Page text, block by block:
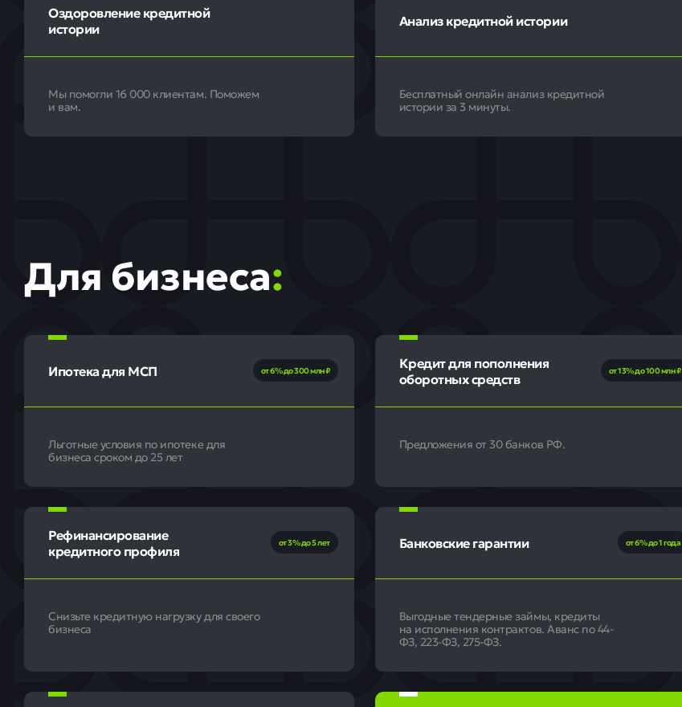
Оздоровление кредитной
истории
Мы помогли 16 000 клиентам. Поможем
и вам.
Анализ кредитной истории
Бесплатный онлайн анализ кредитной
истории за 3 минуты.
Для бизнеса:
Ипотека для МСП от 6% до 300 млн ₽
Льготные условия по ипотеке для
бизнеса сроком до 25 лет
Кредит для пополнения
оборотных средств от 13% до 100 млн ₽
Предложения от 30 банков РФ.
Рефинансирование
кредитного профиля от 3% до 5 лет
Снизьте кредитную нагрузку для своего
бизнеса
Банковские гарантии от 6% до 1 года
Выгодные тендерные займы, кредиты
на исполнения контрактов. Аванс по 44-
ФЗ, 223-ФЗ, 275-ФЗ.